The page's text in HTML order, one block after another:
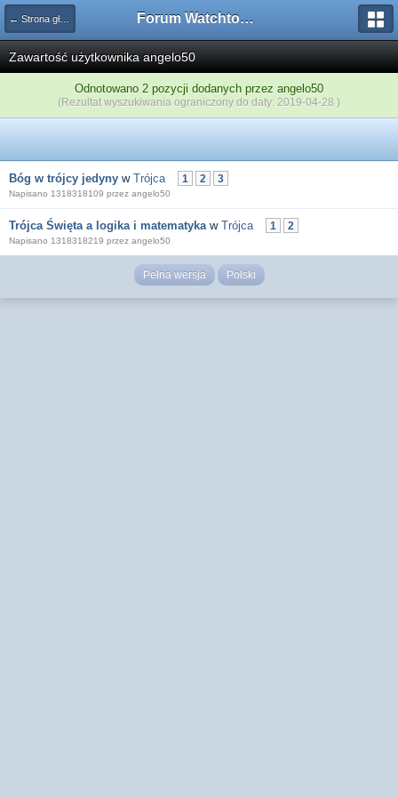
← Strona główna Forum Watchtower
Zawartość użytkownika angelo50
Odnotowano 2 pozycji dodanych przez angelo50
(Rezultat wyszukiwania ograniczony do daty: 2019-04-28 )
Bóg w trójcy jedyny w Trójca 1 2 3
Napisano 1318318109 przez angelo50
Trójca Święta a logika i matematykaw Trójca 1 2
Napisano 1318318219 przez angelo50
Pełna wersja Polski